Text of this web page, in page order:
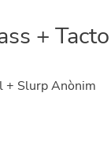
+ Tacto
+ SlurpAnònim